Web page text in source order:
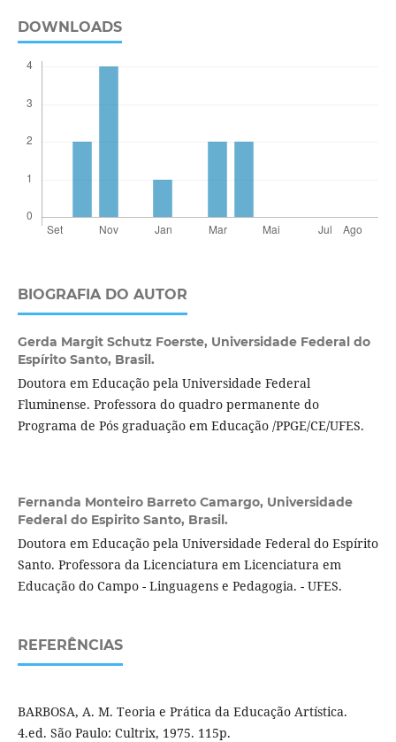
DOWNLOADS
BIOGRAFIA DO AUTOR
Gerda Margit Schutz Foerste, Universidade Federal do
Espírito Santo, Brasil.
Doutora em Educação pela Universidade Federal
Fluminense. Professora do quadro permanente do
Programa de Pós graduação em Educação /PPGE/CE/UFES.
Fernanda Monteiro Barreto Camargo, Universidade
Federal do Espirito Santo, Brasil.
Doutora em Educação pela Universidade Federal do Espírito
Santo. Professora da Licenciatura em Licenciatura em
Educação do Campo - Linguagens e Pedagogia. - UFES.
REFERÊNCIAS
BARBOSA, A. M. Teoria e Prática da Educação Artística.
4.ed. São Paulo: Cultrix, 1975. 115p.